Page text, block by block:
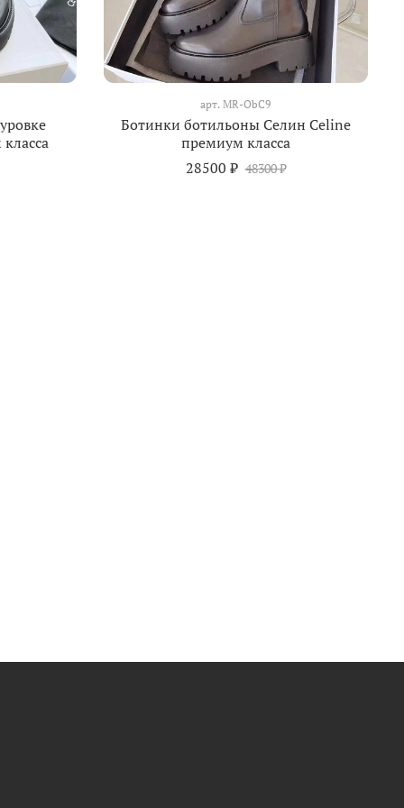
арт.MR-ObC9
Ботинки ботильоны Селин Celine
премиум класса
28500 ₽ 48300 ₽